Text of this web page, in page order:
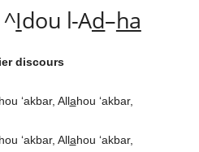
Idou l-Ad–ha
discours
hou ‘akbar, Allahou ‘akbar,
hou ‘akbar, Allahou ‘akbar,